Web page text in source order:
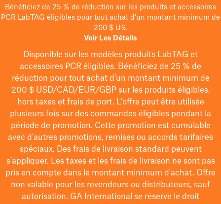
Bénéficiez de 25 % de réduction sur les produits et accessoires
PCR LabTAG éligibles pour tout achat d'un montant minimum de
200 $ US.
Voir Les Détails
Disponible sur les modèles produits LabTAG et
accessoires PCR éligibles. Bénéficiez de 25 % de
réduction pour tout achat d'un montant minimum de
200 $USD/CAD/EUR/GBPsur les produits éligibles,
hors taxes et frais de port. L'offre peut être utilisée
plusieurs fois sur des commandes éligibles pendant la
période de promotion. Cette promotion est cumulable
avec d'autres promotions, remises ou accords tarifaires
spéciaux. Des frais de livraison standard peuvent
s'appliquer. Les taxes et les frais de livraison ne sont pas
pris en compte dans le montant minimum d'achat. Offre
non valable pour les revendeurs ou distributeurs, sauf
autorisation. GA International se réserve le droit